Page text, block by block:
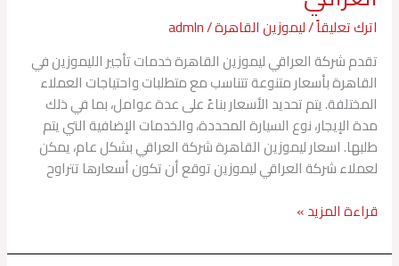
اترك تعليقاً/ليموزين القاهرة/
admln
تقدم شركة العراقي ليموزين القاهرة خدمات تأجير الليموزين في
القاهرة بأسعار متنوعة تتناسب مع متطلبات واحتياجات العملاء
المختلفة. يتم تحديد الأسعار بناءً على عدة عوامل، بما في ذلك
مدة الإيجار، نوع السيارة المحددة، والخدمات الإضافية التي يتم
طلبها. اسعار ليموزين القاهرة شركة العراقي بشكل عام، يمكن
لعملاء شركة العراقي ليموزين توقع أن تكون أسعارها تتراوح
شركة
قراءة المزيد »